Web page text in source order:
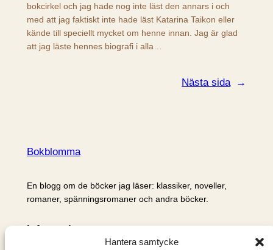
Hantera samtycke
bokcirkel och jag hade nog inte läst den annars i och
med att jag faktiskt inte hade läst Katarina Taikon eller
kände till speciellt mycket om henne innan. Jag är glad
att jag läste hennes biografi i alla…
Nästa sida →
Bokblomma
En blogg om de böcker jag läser: klassiker, noveller,
romaner, spänningsromaner och andra böcker.
Information